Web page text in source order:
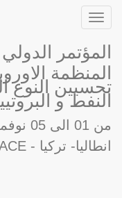
المؤتمر الدولي
تحسيين النوع
النفط و
من 01 الى 05 نوفمبر 2015
WOW KREMLIN PALACE - انطاليا- تركيا